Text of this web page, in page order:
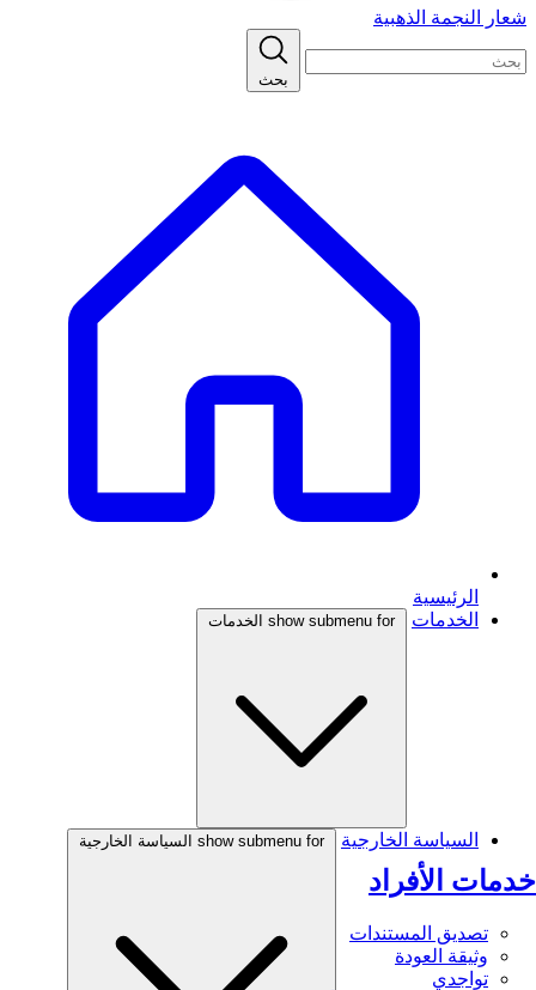
شعار النجمة الذهبية
بحث
الرئيسية
الخدمات
show submenu for الخدمات
خدمات الأفراد
تصديق المستندات
وثيقة العودة
تواجدي
السياسة الخارجية show submenu for السياسة الخارجية